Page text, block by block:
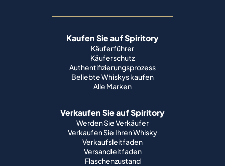
Kaufen Sie auf Spiritory
Käuferführer
Käuferschutz
Authentifizierungsprozess
Beliebte Whiskys kaufen
Alle Marken
Verkaufen Sie auf Spiritory
Werden Sie Verkäufer
Verkaufen Sie Ihren Whisky
Verkaufsleitfaden
Versandleitfaden
Flaschenzustand